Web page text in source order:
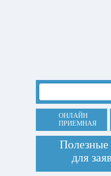
ОНЛАЙН
ПРИЕМНАЯ
Полезные
для